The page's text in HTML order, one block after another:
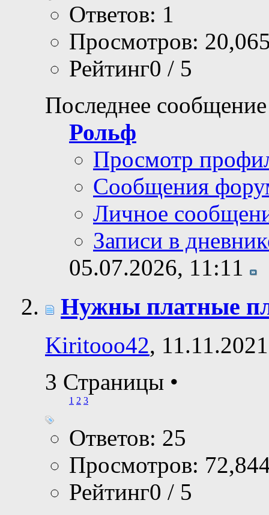
Ответов: 1
Просмотров:
Рейтинг0 / 5
Последнее
Рольф
Просмотр
Сообщения
Личное
Записи в
05.07.2026, 11:11
Нужны платные
Kiritooo42,
3 Страницы •
1 2 3
Ответов: 25
Просмотров:
Рейтинг0 / 5